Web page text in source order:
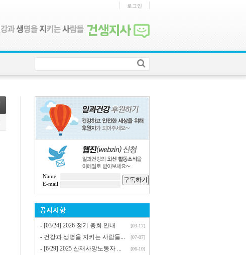
로그인
Name 구독하기
E-mail
- [03/24] 2026 정기 총회 안내 [03-17]
- 건강과 생명을 지키는 사람들... [07-07]
- [6/29] 2025 산재사망노동자 ... [06-10]